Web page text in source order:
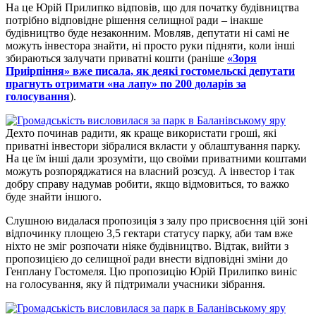
На це Юрій Прилипко відповів, що для початку будівництва
потрібно відповідне рішення селищної ради – інакше
будівництво буде незаконним. Мовляв, депутати ні самі не
можуть інвестора знайти, ні просто руки підняти, коли інші
збираються залучати приватні кошти (раніше «Зоря
Приірпіння» вже писала, як деякі гостомельскі депутати
прагнуть отримати «на лапу» по 200 доларів за
голосування).
Дехто починав радити, як краще використати гроші, які
приватні інвестори зібралися вкласти у облаштування парку.
На це їм інші дали зрозуміти, що своїми приватними коштами
можуть розпоряджатися на власний розсуд. А інвестор і так
добру справу надумав робити, якщо відмовиться, то важко
буде знайти іншого.
Слушною видалася пропозиція з залу про присвоєння цій зоні
відпочинку площею 3,5 гектари статусу парку, аби там вже
ніхто не зміг розпочати ніяке будівництво. Відтак, вийти з
пропозицією до селищної ради внести відповідні зміни до
Генплану Гостомеля. Цю пропозицію Юрій Прилипко виніс
на голосування, яку й підтримали учасники зібрання.